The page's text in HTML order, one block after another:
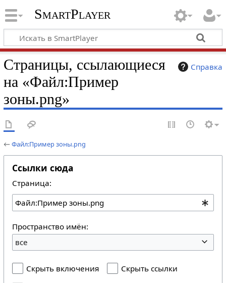
SmartPlayer
Справка
Страницы, ссылающиеся
на «Файл:Пример
зоны.png»
←Файл:Пример зоны.png
Ссылки сюда
Страница:
Пространство имён:
все
Скрыть включения
Скрыть ссылки